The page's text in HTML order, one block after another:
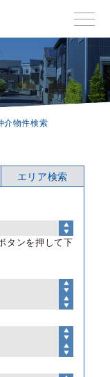
介物件検索
タンを押して下
エリア検索